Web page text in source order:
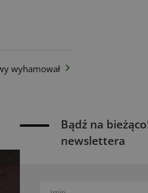
wyhamował
Bądź na
newslettera